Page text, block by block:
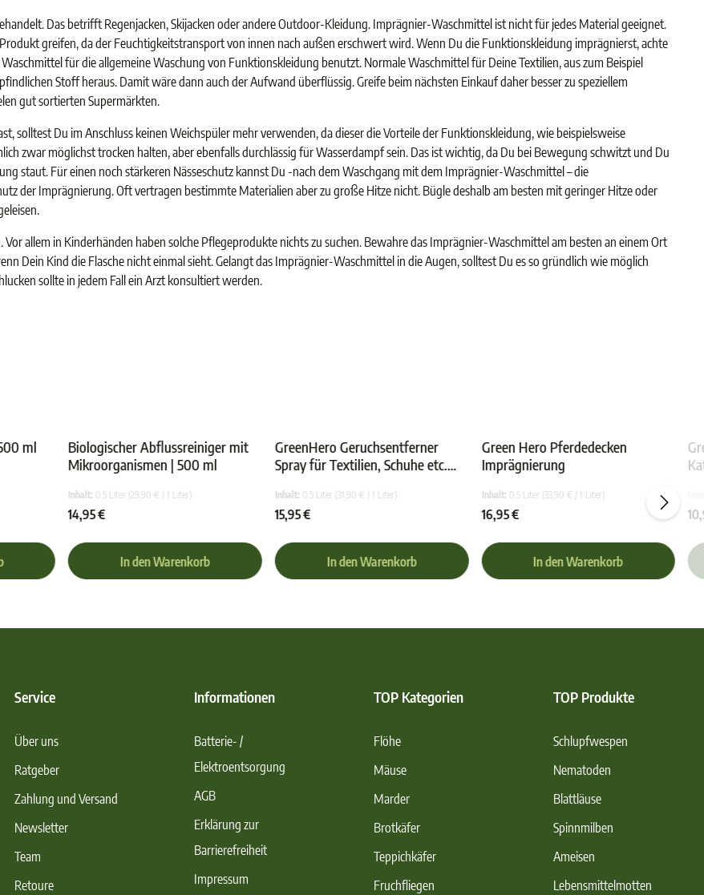
Das betrifft Regenjacken, Skijacken oder andere Outdoor-Kleidung. Imprägnier-Waschmittel ist nicht für jedes Material geeignet.
greifen, da der Feuchtigkeitstransport von innen nach außen erschwert wird. Wenn Du die Funktionskleidung imprägnierst, achte
für die allgemeine Waschung von Funktionskleidung benutzt. Normale Waschmittel für Deine Textilien, aus zum Beispiel
Stoff heraus. Damit wäre dann auch der Aufwand überflüssig. Greife beim nächsten Einkauf daher besser zu speziellem
gut sortierten Supermärkten.
solltest Du im Anschluss keinen Weichspüler mehr verwenden, da dieser die Vorteile der Funktionskleidung, wie beispielsweise
zwar möglichst trocken halten, aber ebenfalls durchlässig für Wasserdampf sein. Das ist wichtig, da Du bei Bewegung schwitzt und Du
staut. Für einen noch stärkeren Nässeschutz kannst Du -nach dem Waschgang mit dem Imprägnier-Waschmittel – die
der Imprägnierung. Oft vertragen bestimmte Materialien aber zu große Hitze nicht. Bügle deshalb am besten mit geringer Hitze oder
allem in Kinderhänden haben solche Pflegeprodukte nichts zu suchen. Bewahre das Imprägnier-Waschmittel am besten an einem Ort
Dein Kind die Flasche nicht einmal sieht. Gelangt das Imprägnier-Waschmittel in die Augen, solltest Du es so gründlich wie möglich
sollte in jedem Fall ein Arzt konsultiert werden.
Bewertung von 5 von 5 Sternen
ml
Durchschnittliche Bewertung von 4.5 von 5 Sternen
Biologischer Abflussreiniger mit
Mikroorganismen | 500 ml
Inhalt: 0.5 Liter (29,90 € / 1 Liter)
14,95 €
In den Warenkorb
Durchschnittliche Bewertung von 5 von 5 Sternen
GreenHero Geruchsentferner
Spray für Textilien, Schuhe etc.
Gerüche
Inhalt: 0.5 Liter (31,90 € / 1 Liter)
15,95 €
In den Warenkorb
Durchschnittliche
Green Hero Pferdedecken
Imprägnierung
Inhalt: 0.5 Liter (33,90 € / 1 Liter)
16,95 €
In den Warenkorb
Service
Über uns
Ratgeber
Zahlung und Versand
Newsletter
Team
Retoure
Informationen
Batterie- /
Elektroentsorgung
AGB
Erklärung zur
Barrierefreiheit
Impressum
TOP Kategorien
Flöhe
Mäuse
Marder
Brotkäfer
Teppichkäfer
Fruchfliegen
TOP Produkte
Schlupfwespen
Nematoden
Blattläuse
Spinnmilben
Ameisen
Lebensmittelmotten